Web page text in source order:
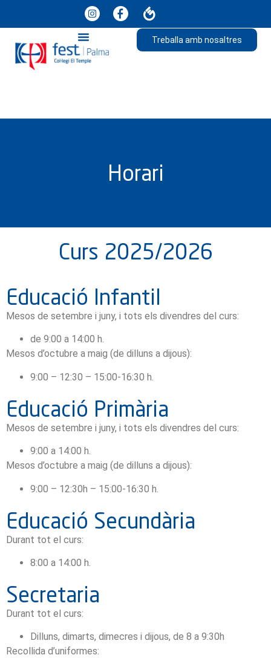
Treballa amb nosaltres
Horari
Curs 2025/2026
Educació Infantil
Mesos de setembre i juny, i tots els divendres del curs:
de 9:00 a 14:00 h.
Mesos d’octubre a maig (de dilluns a dijous):
9:00 – 12:30 – 15:00-16:30 h.
Educació Primària
Mesos de setembre i juny, i tots els divendres del curs:
9:00 a 14:00 h.
Mesos d’octubre a maig (de dilluns a dijous):
9:00 – 12:30h – 15:00-16:30 h.
Educació Secundària
Durant tot el curs:
8:00 a 14:00 h.
Secretaria
Durant tot el curs:
Dilluns, dimarts, dimecres i dijous, de 8 a 9:30h
Recollida d’uniformes: